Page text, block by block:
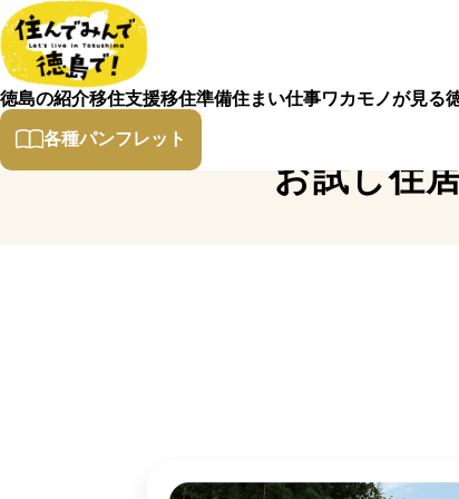
徳島の紹介移住支援移住準備住まい仕事ワカモノが見る
各種パンフレット
お試し住